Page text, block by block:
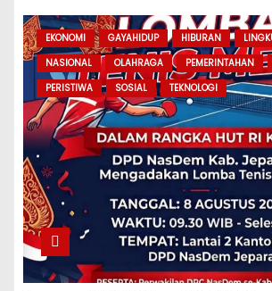
EKONOMI GAYAHIDUP HIBURAN
NASIONAL
OLAHRAGA PEMERINTAHAN
PERISTIWA
SOSIAL TEKNOLOGI